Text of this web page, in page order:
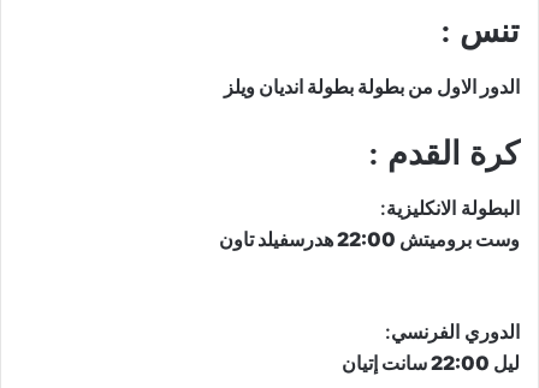
تنس :
الدور الاول من بطولة بطولة ​انديان ويلز​
كرة القدم :
​البطولة الانكليزية​:
وست بروميتش 22:00 هدرسفيلد تاون
​الدوري الفرنسي​:
ليل 22:00 سانت إتيان